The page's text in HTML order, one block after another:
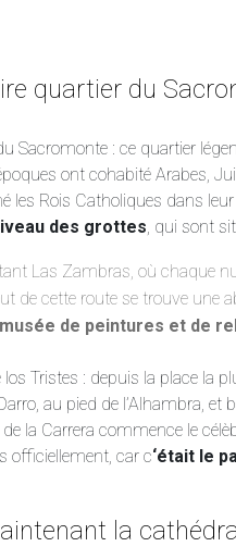
quartier du
Sacromonte : ce quartier
ont cohabité Arabes,
les Rois Catholiques dans
des grottes , qui sont
Las Zambras, où chaque
de cette route se trouve une
musée de peintures et de
los Tristes : depuis la place la
au pied de l’Alhambra,
la Carrera commence le
officiellement, car c‘était le
la